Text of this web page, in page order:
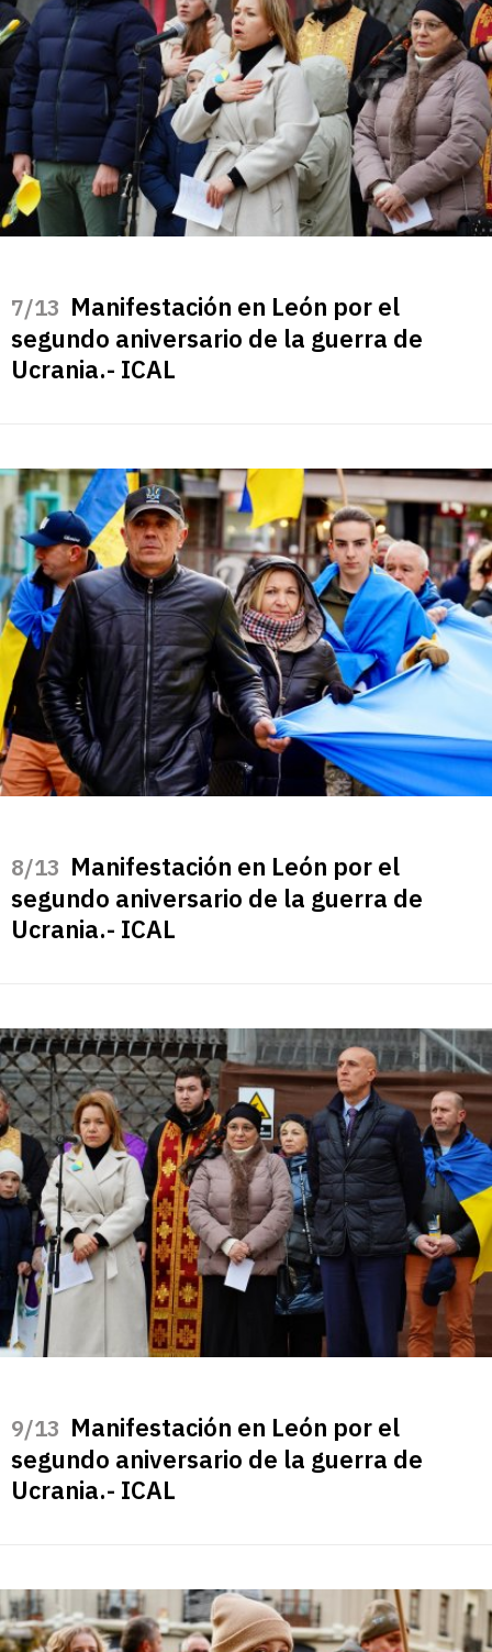
/13 Manifestación en León por el
segundo aniversario de la guerra de
Ucrania.- ICAL
/13 Manifestación en León por el
segundo aniversario de la guerra de
Ucrania.- ICAL
/13 Manifestación en León por el
segundo aniversario de la guerra de
Ucrania.- ICAL